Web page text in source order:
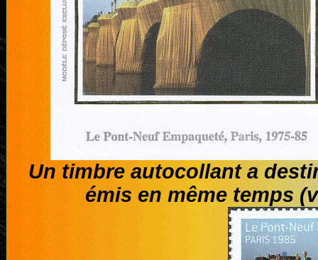
Un timbre autocollant a
émis en même temps